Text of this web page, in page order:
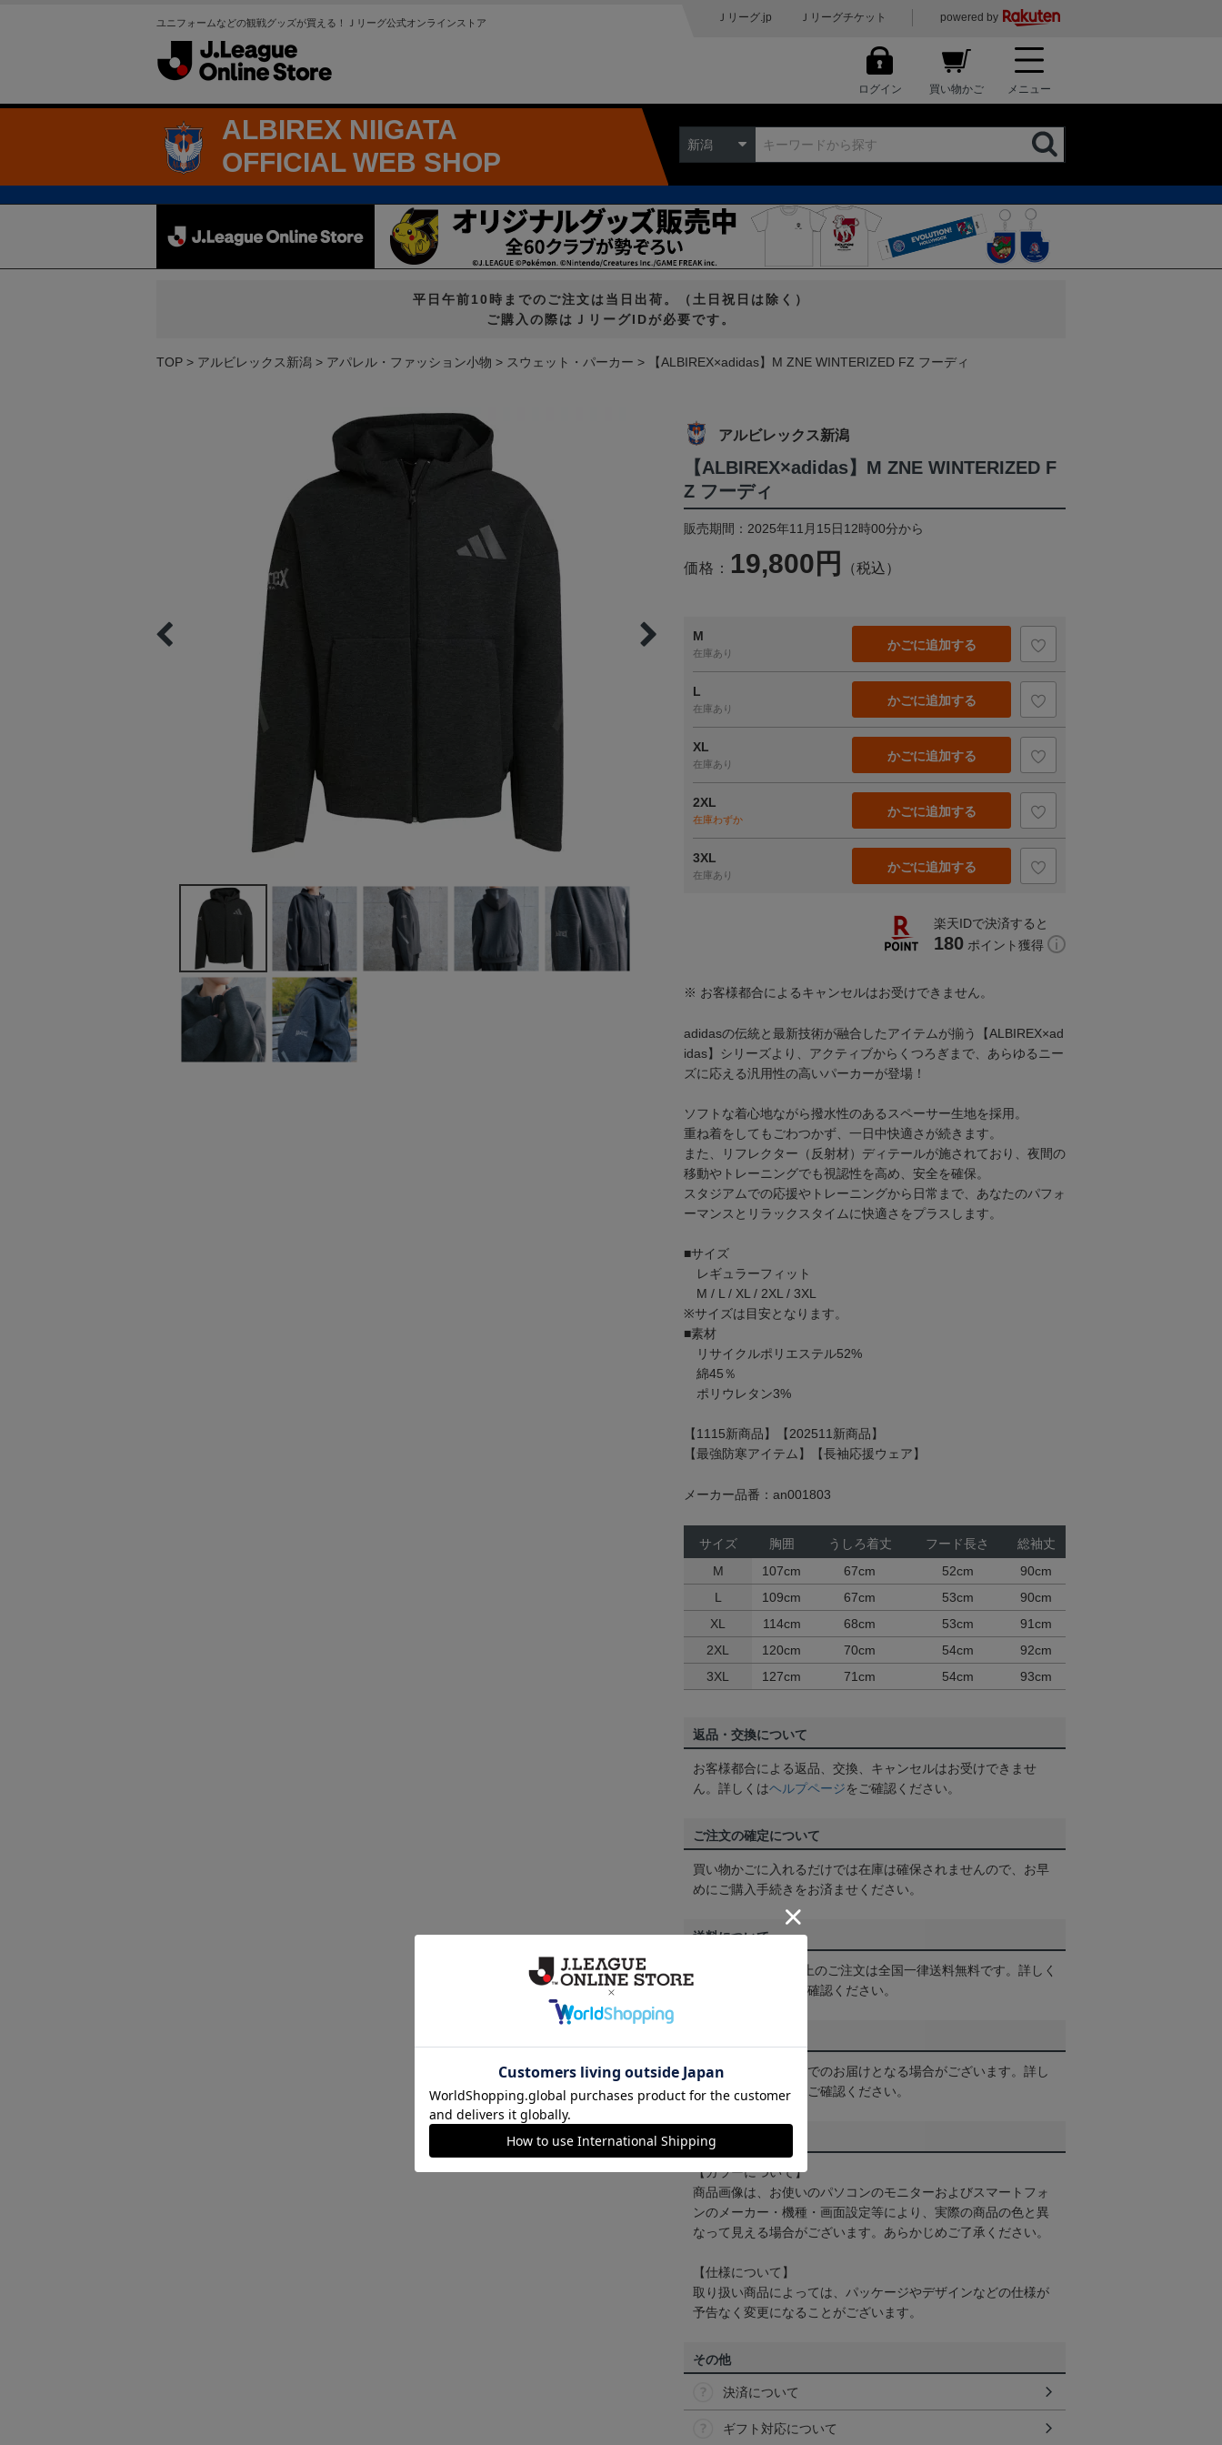
ユニフォームなどの観戦グッズが買える！Ｊリーグ公式オンラインストア Ｊリーグ.jp Ｊリーグチケット powered by
ログイン 買い物かご メニュー
ALBIREX NIIGATA
OFFICIAL WEB SHOP
新潟
平日午前10時までのご注文は当日出荷。（土日祝日は除く）
ご購入の際はＪリーグIDが必要です。
TOP アルビレックス新潟 アパレル・ファッション小物 スウェット・パーカー 【ALBIREX×adidas】M ZNE WINTERIZED FZ フーディ
アルビレックス新潟
【ALBIREX×adidas】M ZNE WINTERIZED F
Z フーディ
販売期間：2025年11月15日12時00分から
価格： 19,800円 （税込）
M
在庫あり
かごに追加する
L
在庫あり
かごに追加する
XL
在庫あり
かごに追加する
2XL
在庫わずか
かごに追加する
3XL
在庫あり
かごに追加する
楽天IDで決済すると
180 ポイント獲得
※ お客様都合によるキャンセルはお受けできません。
adidasの伝統と最新技術が融合したアイテムが揃う【ALBIREX×ad
idas】シリーズより、アクティブからくつろぎまで、あらゆるニー
ズに応える汎用性の高いパーカーが登場！
ソフトな着心地ながら撥水性のあるスペーサー生地を採用。
重ね着をしてもごわつかず、一日中快適さが続きます。
また、リフレクター（反射材）ディテールが施されており、夜間の
移動やトレーニングでも視認性を高め、安全を確保。
スタジアムでの応援やトレーニングから日常まで、あなたのパフォ
ーマンスとリラックスタイムに快適さをプラスします。
■サイズ
レギュラーフィット
M / L / XL / 2XL / 3XL
※サイズは目安となります。
■素材
リサイクルポリエステル52%
綿45％
ポリウレタン3%
【1115新商品】【202511新商品】
【最強防寒アイテム】【長袖応援ウェア】
メーカー品番：an001803
サイズ 胸囲 うしろ着丈 フード長さ
総袖丈
M
107cm 67cm 52cm
90cm
L
109cm 67cm 53cm
90cm
XL
114cm 68cm 53cm
91cm
2XL
120cm 70cm 54cm
92cm
3XL
127cm 71cm 54cm 93cm
返品・交換について
お客様都合による返品、交換、キャンセルはお受けできませ
ん。詳しくはヘルプページをご確認ください。
ご注文の確定について
買い物かごに入れるだけでは在庫は確保されませんので、お早
めにご購入手続きをお済ませください。
送料について
3,980円（税込）以上のご注文は全国一律送料無料です。詳しく
は
をご確認ください。
一部商品はメール便でのお届けとなる場合がございます。詳し
くはヘルプページ をご確認ください。
商品について
【カラーについて】
商品画像は、お使いのパソコンのモニターおよびスマートフォ
ンのメーカー・機種・画面設定等により、実際の商品の色と異
なって見える場合がございます。あらかじめご了承ください。
【仕様について】
取り扱い商品によっては、パッケージやデザインなどの仕様が
予告なく変更になることがございます。
その他
決済について
ギフト対応について